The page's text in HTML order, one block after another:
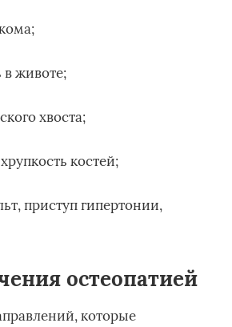
в животе;
хвоста;
костей;
приступ гипертонии,
остеопатией
которые